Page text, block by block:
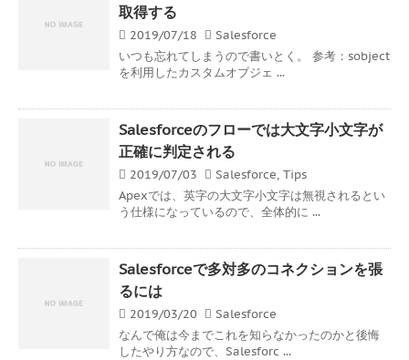
取得する
2019/07/18
Salesforce
いつも忘れてしまうので書いとく。 参考：sobject
を利用したカスタムオブジェ ...
Salesforceのフローでは大文字小文字が
正確に判定される
2019/07/03 Salesforce, Tips
Apexでは、英字の大文字小文字は無視されるとい
う仕様になっているので、全体的に ...
Salesforceで多対多のコネクションを張
るには
2019/03/20
Salesforce
なんで俺は今までこれを知らなかったのかと後悔
したやり方なので、Salesforc ...